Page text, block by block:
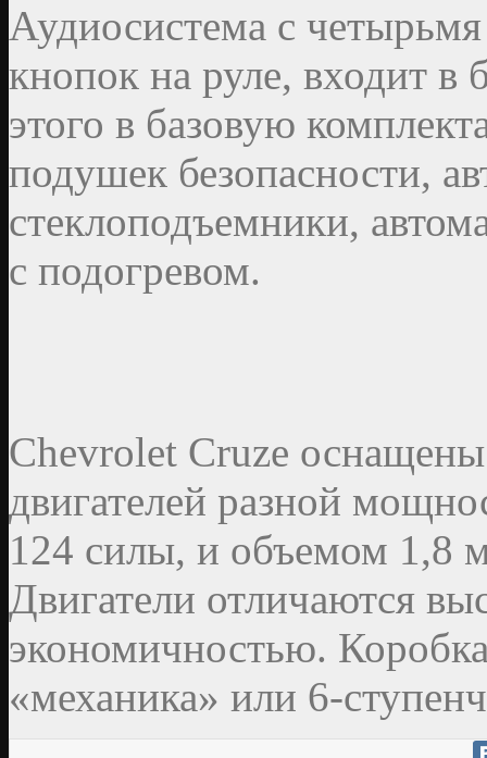
Аудиосистема с
кнопок на руле, входит
этого в базовую
подушек безопасности,
стеклоподъемники,
с подогревом.
Chevrolet Cruze
двигателей разной
124 силы, и объемом 1,8
Двигатели отличаются
экономичностью.
«механика» или 6-